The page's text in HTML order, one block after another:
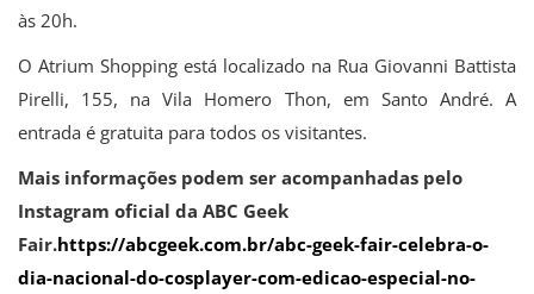
às 20h.
O Atrium Shopping está localizado na Rua Giovanni Battista
Pirelli, 155, na Vila Homero Thon, em Santo André. A
entrada é gratuita para todos os visitantes.
Mais informações podem ser acompanhadas pelo
Instagram oficial da ABC Geek
Fair.https://abcgeek.com.br/abc-geek-fair-celebra-o-
dia-nacional-do-cosplayer-com-edicao-especial-no-